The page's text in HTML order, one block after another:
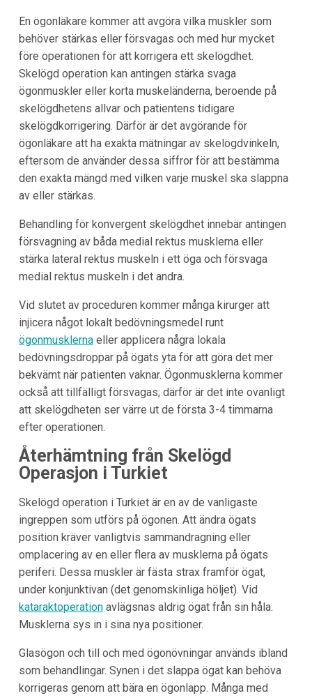
En ögonläkare kommer att avgöra vilka muskler som
behöver stärkas eller försvagas och med hur mycket
före operationen för att korrigera ett skelögdhet.
Skelögd operation kan antingen stärka svaga
ögonmuskler eller korta muskeländerna, beroende på
skelögdhetens allvar och patientens tidigare
skelögdkorrigering. Därför är det avgörande för
ögonläkare att ha exakta mätningar av skelögdvinkeln,
eftersom de använder dessa siffror för att bestämma
den exakta mängd med vilken varje muskel ska slappna
av eller stärkas.
Behandling för konvergent skelögdhet innebär antingen
försvagning av båda medial rektus musklerna eller
stärka lateral rektus muskeln i ett öga och försvaga
medial rektus muskeln i det andra.
Vid slutet av proceduren kommer många kirurger att
injicera något lokalt bedövningsmedel runt
ögonmusklernaeller applicera några lokala
bedövningsdroppar på ögats yta för att göra det mer
bekvämt när patienten vaknar. Ögonmusklerna kommer
också att tillfälligt försvagas; därför är det inte ovanligt
att skelögdheten ser värre ut de första 3-4 timmarna
efter operationen.
Återhämtning från Skelögd
Operasjon i Turkiet
Skelögd operation i Turkiet är en av de vanligaste
ingreppen som utförs på ögonen. Att ändra ögats
position kräver vanligtvis sammandragning eller
omplacering av en eller flera av musklerna på ögats
periferi. Dessa muskler är fästa strax framför ögat,
under konjunktivan (det genomskinliga höljet). Vid
kataraktoperationavlägsnas aldrig ögat från sin håla.
Musklerna sys in i sina nya positioner.
Glasögon och till och med ögonövningar används ibland
som behandlingar. Synen i det slappa ögat kan behöva
korrigeras genom att bära en ögonlapp. Många med